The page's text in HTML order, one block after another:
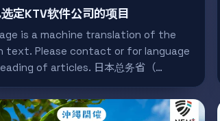
定KTV软件公司的项目
is a machine translation of the
text. Please contact or for language
of articles. 日本总务省（…